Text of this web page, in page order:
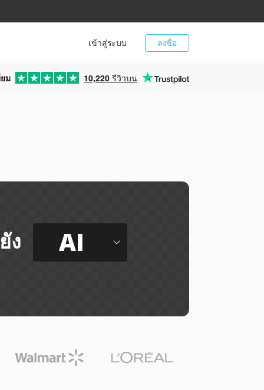
ลงชื่อ
เข้าสู่ระบบ
ม 10,220 รีวิวบน
ง AI